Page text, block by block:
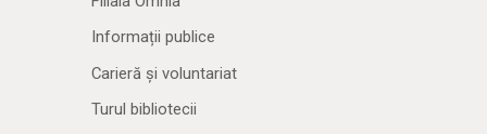
Informații publice
Carieră și voluntariat
Turul bibliotecii